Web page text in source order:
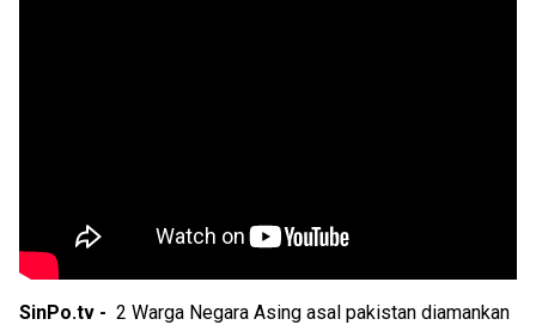
SinPo.tv - 2 Warga Negara Asing asal pakistan diamankan